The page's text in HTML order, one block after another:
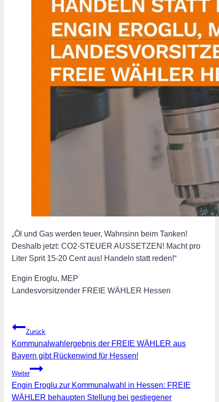
„Öl und Gas werden teuer, Wahnsinn beim Tanken!
Deshalb jetzt: CO2-STEUER AUSSETZEN! Macht pro
Liter Sprit 15-20 Cent aus! Handeln statt reden!“
Engin Eroglu, MEP
Landesvorsitzender FREIE WÄHLER Hessen
Beitragsnavigation
Zurück
Kommunalwahlergebnis der FREIE WÄHLER aus
Bayern gibt Rückenwind für Hessen!
Weiter
Engin Eroglu zur Kommunalwahl in Hessen: FREIE
WÄHLER behaupten Stellung bei gestiegener